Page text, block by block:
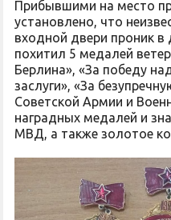
Прибывшими на место
установлено, что
входной двери проник
похитил 5 медалей
Берлина», «За победу
заслуги», «За
Советской Армии и
наградных медалей и
МВД, а также золотое